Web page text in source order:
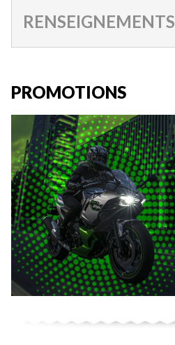
RENSEIGNEMENTS
PROMOTIONS